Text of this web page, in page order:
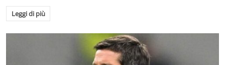
Leggi di più